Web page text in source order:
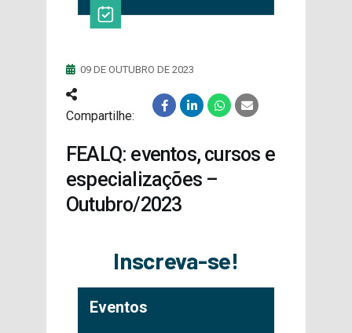
CONTATO
DOAÇÕES PARA
PROJETOS
09 DE OUTUBRO DE 2023
Compartilhe:
FEALQ: eventos, cursos e
especializações –
Outubro/2023
Inscreva-se!
Eventos